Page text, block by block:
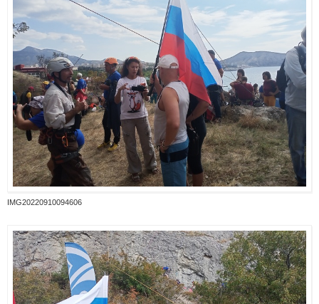
IMG20220910094606